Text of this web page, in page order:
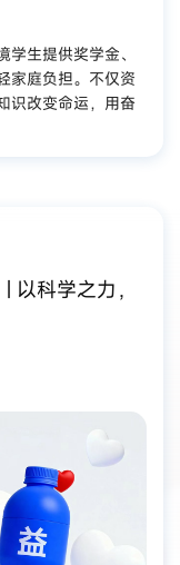
生提供奖学金、
家庭负担。不仅资
识改变命运，用奋
以科学之力，